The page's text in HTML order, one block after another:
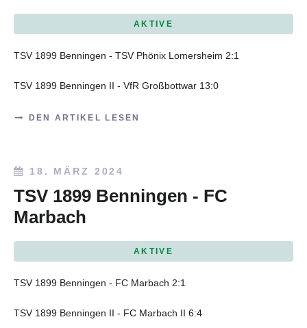
AKTIVE
TSV 1899 Benningen - TSV Phönix Lomersheim 2:1
TSV 1899 Benningen II - VfR Großbottwar 13:0
DEN ARTIKEL LESEN
18. MÄRZ 2024
TSV 1899 Benningen - FC
Marbach
AKTIVE
TSV 1899 Benningen - FC Marbach 2:1
TSV 1899 Benningen II - FC Marbach II 6:4